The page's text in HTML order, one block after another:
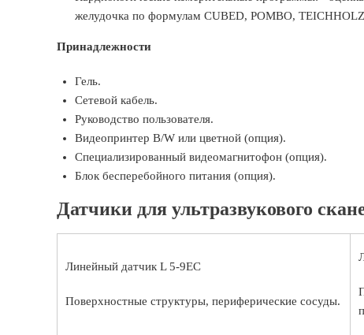
желудочка по формулам CUBED, POMBO,
Принадлежности
Гель.
Сетевой кабель.
Руководство пользователя.
Видеопринтер B/W или цветной (опция).
Специализированный видеомагнитофон (опция).
Блок бесперебойного питания (опция).
Датчики для ультразвукового
Линейный датчик L 5-9EC
Поверхностные структуры, периферические сосуды.